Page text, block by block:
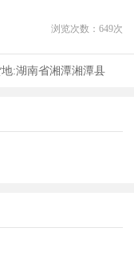
浏览次数： 649次
:湖南省湘潭湘潭县